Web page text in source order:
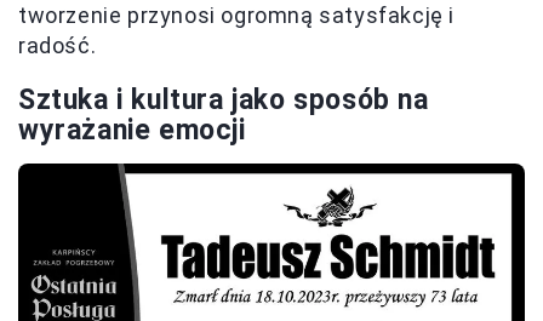
tworzenie przynosi ogromną satysfakcję i
radość.
Sztuka i kultura jako sposób na
wyrażanie emocji